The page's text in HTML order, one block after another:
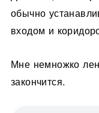
обычно
входом и
Мне немножко
закончится.